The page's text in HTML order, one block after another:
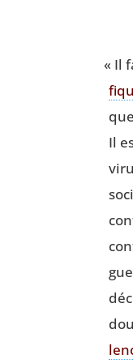
« Il
Il